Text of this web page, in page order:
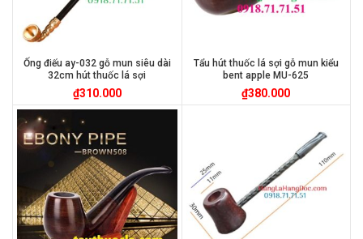
Ống điếu ay-032 gỗ mun siêu dài
32cm hút thuốc lá sợi
₫310.000
Tẩu hút thuốc lá sợi gỗ mun kiểu
bent apple MU-625
₫380.000